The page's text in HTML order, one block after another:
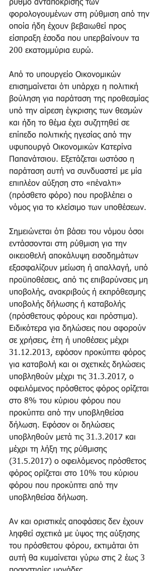
ρυθμό ανταπόκρισης των
φορολογουμένων στη ρύθμιση από την
οποία ήδη έχουν βεβαιωθεί προς
είσπραξη έσοδα που υπερβαίνουν τα
200 εκατομμύρια ευρώ.
Από το υπουργείο Οικονομικών
επισημαίνεται ότι υπάρχει η πολιτική
βούληση για παράταση της προθεσμίας
υπό την αίρεση έγκρισης των θεσμών
και ήδη το θέμα έχει συζητηθεί σε
επίπεδο πολιτικής ηγεσίας από την
υφυπουργό Οικονομικών Κατερίνα
Παπανάτσιου. Εξετάζεται ωστόσο η
παράταση αυτή να συνδυαστεί με μία
επιπλέον αύξηση στο «πέναλτι»
(πρόσθετο φόρο) που προβλέπει ο
νόμος για το κλείσιμο των υποθέσεων.
Σημειώνεται ότι βάσει του νόμου όσοι
εντάσσονται στη ρύθμιση για την
οικειοθελή αποκάλυψη εισοδημάτων
εξασφαλίζουν μείωση ή απαλλαγή, υπό
προϋποθέσεις, από τις επιβαρύνσεις μη
υποβολής, ανακριβούς ή εκπρόθεσμης
υποβολής δήλωσης ή καταβολής
(πρόσθετους φόρους και πρόστιμα).
Ειδικότερα για δηλώσεις που αφορούν
σε χρήσεις, έτη ή υποθέσεις μέχρι
31.12.2013, εφόσον προκύπτει φόρος
για καταβολή και οι σχετικές δηλώσεις
υποβληθούν μέχρι τις 31.3.2017, ο
οφειλόμενος πρόσθετος φόρος ορίζεται
στο 8% του κύριου φόρου που
προκύπτει από την υποβληθείσα
δήλωση. Εφόσον οι δηλώσεις
υποβληθούν μετά τις 31.3.2017 και
μέχρι τη λήξη της ρύθμισης
(31.5.2017) ο οφειλόμενος πρόσθετος
φόρος ορίζεται στο 10% του κύριου
φόρου που προκύπτει από την
υποβληθείσα δήλωση.
Αν και οριστικές αποφάσεις δεν έχουν
ληφθεί σχετικά με ύψος της αύξησης
του πρόσθετου φόρου, εκτιμάται ότι
αυτή θα κυμαίνεται γύρω στις 2 έως 3